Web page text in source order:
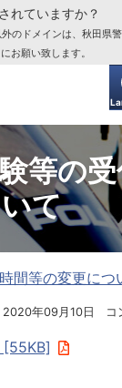
れていますか？
のドメインは、秋田県
お願い致します。
等の
て
間等の変更につ
2020年09月10日 コ
[55KB]